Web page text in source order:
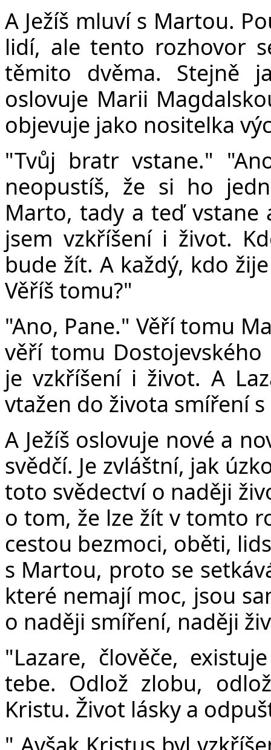
A Ježíš mluví s Martou.
lidí, ale tento rozhovor
těmito dvěma. Stejně
oslovuje Marii
objevuje jako nositelka
"Tvůj bratr vstane."
neopustíš, že si ho
Marto, tady a teď vstane
jsem vzkříšení i život.
bude žít. A každý, kdo
Věříš tomu?"
"Ano, Pane." Věří tomu
věří tomu Dostojevského
je vzkříšení i život. A
vtažen do života smíření
A Ježíš oslovuje nové a
svědčí. Je zvláštní, jak
toto svědectví o naději
o tom, že lze žít v tomto
cestou bezmoci, oběti,
s Martou, proto se
které nemají moc, jsou
o naději smíření, naději
"Lazare, člověče,
tebe. Odlož zlobu,
Kristu. Život lásky a